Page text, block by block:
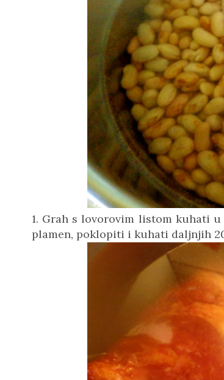
1. Grah s lovorovim listom kuhati
plamen, poklopiti i kuhati daljnjih